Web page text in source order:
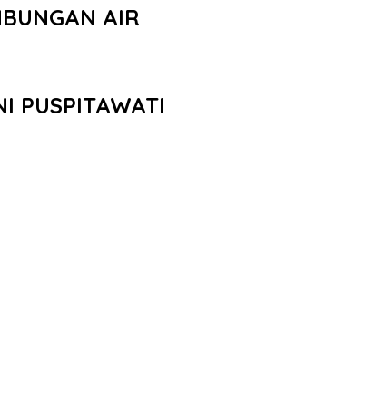
AIR
PUSPITAWATI